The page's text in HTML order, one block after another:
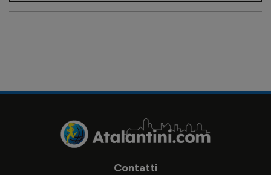
Contatti